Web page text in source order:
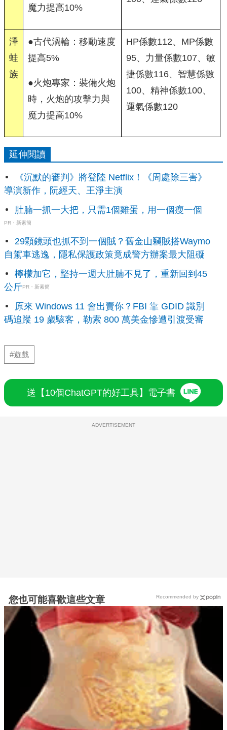
魔力提高10%
澤
蛙
族
●古代渦輪：移動速度
提高5%
●火炮專家：裝備火炮
時，火炮的攻擊力與
魔力提高10%
HP係數112、MP係數
95、力量係數107、敏
捷係數116、智慧係數
100、精神係數100、
運氣係數120
延伸閱讀
《沉默的審判》將登陸 Netflix！《周處除三害》
導演新作，阮經天、王淨主演
肚腩一抓一大把，只需1個雞蛋，用一個瘦一個
PR・新素簡
29顆鏡頭也抓不到一個賊？舊金山竊賊搭Waymo
自駕車逃逸，隱私保護政策竟成警方辦案最大阻礙
檸檬加它，堅持一週大肚腩不見了，重新回到45
公斤PR・新素簡
原來 Windows 11 會出賣你？FBI 靠 GDID 識別
碼追蹤 19 歲駭客，勒索 800 萬美金慘遭引渡受審
#遊戲
送【10個ChatGPT的好工具】電子書
ADVERTISEMENT
您也可能喜歡這些文章 Recommended by